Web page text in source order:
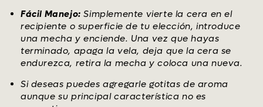
Fácil Manejo: Simplemente vierte la cera en el
recipiente o superficie de tu elección, introduce
una mecha y enciende. Una vez que hayas
terminado, apaga la vela, deja que la cera se
endurezca, retira la mecha y coloca una nueva.
Si deseas puedes agregarle gotitas de aroma
aunque su principal característica no es